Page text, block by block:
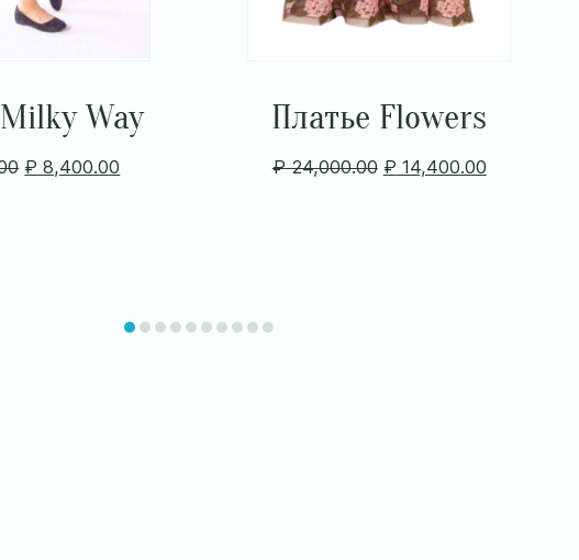
Way
₽ 8,400.00
Платье Flowers
₽24,000.00 ₽ 14,400.00
itemitemitemitemitemitemitemitemitemitem